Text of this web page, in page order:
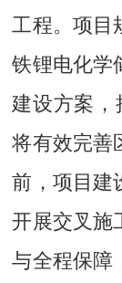
工程。项目
铁锂电化学
建设方案，
将有效完善
前，项目建
开展交叉施
与全程保障